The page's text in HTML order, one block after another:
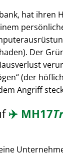
hat ihren
Der
(der
Angriff
✈️ MH17